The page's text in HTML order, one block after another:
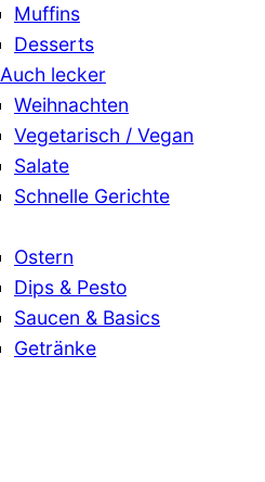
Muffins
Desserts
Auch lecker
Weihnachten
Vegetarisch / Vegan
Salate
Schnelle Gerichte
Ostern
Dips & Pesto
Saucen & Basics
Getränke